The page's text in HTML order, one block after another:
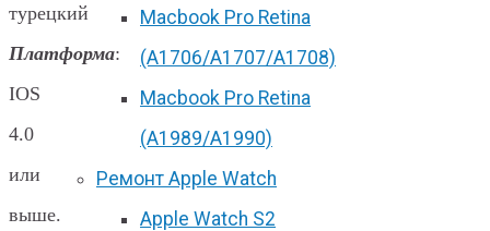
Macbook Pro Retina
(А1706/A1707/A1708)
Macbook Pro Retina
(А1989/A1990)
Ремонт Apple Watch
Apple Watch S2
турецкий
Платформа:
IOS
4.0
или
выше.